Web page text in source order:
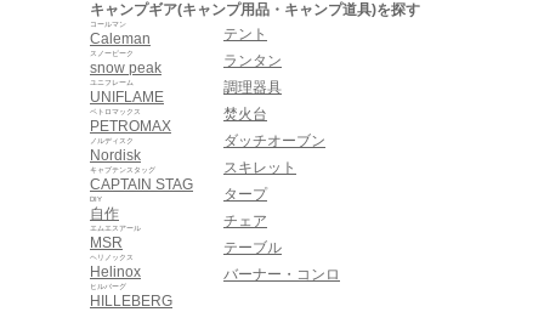
キャンプギア(キャンプ用品・キャンプ道具)を探す
Caleman
コールマン
snow peak
スノーピーク
UNIFLAME
ユニフレーム
PETROMAX
ペトロマックス
Nordisk
ノルディスク
CAPTAIN STAG
キャプテンスタッグ
自作
DIY
MSR
エムエスアール
Helinox
ヘリノックス
HILLEBERG
ヒルバーグ
テント
ランタン
調理器具
焚火台
ダッチオーブン
スキレット
タープ
チェア
テーブル
バーナー・コンロ